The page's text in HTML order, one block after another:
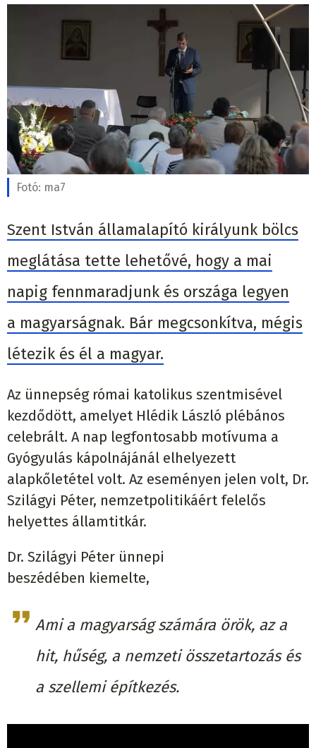
Fotó: ma7
Szent István államalapító királyunk bölcs
meglátása tette lehetővé, hogy a mai
napig fennmaradjunk és országa legyen
a magyarságnak. Bár megcsonkítva, mégis
létezik és él a magyar.
Az ünnepség római katolikus szentmisével
kezdődött, amelyet Hlédik László plébános
celebrált. A nap legfontosabb motívuma a
Gyógyulás kápolnájánál elhelyezett
alapkőletétel volt. Az eseményen jelen volt, Dr.
Szilágyi Péter, nemzetpolitikáért felelős
helyettes államtitkár.
Dr. Szilágyi Péter ünnepi
beszédében kiemelte,
Ami a magyarság számára örök, az a
hit, hűség, a nemzeti összetartozás és
a szellemi építkezés.